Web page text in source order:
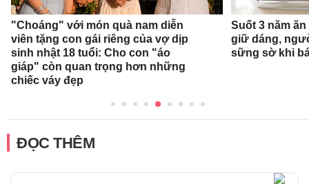
"Choáng" với món quà nam diễn
viên tặng con gái riêng của vợ dịp
sinh nhật 18 tuổi: Cho con "áo
giáp" còn quan trọng hơn những
chiếc váy đẹp
Suốt 3 năm
giữ dáng,
sững sờ khi
ĐỌC THÊM